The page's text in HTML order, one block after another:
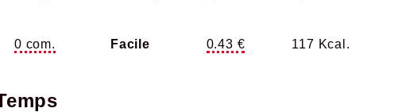
0 com. Facile 0.43 € 117 Kcal.
Temps